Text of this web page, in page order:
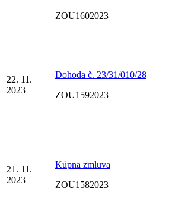
ZOU1602023
22. 11.
2023
Dohoda č. 23/31/010/28
ZOU1592023
21. 11.
2023
Kúpna zmluva
ZOU1582023